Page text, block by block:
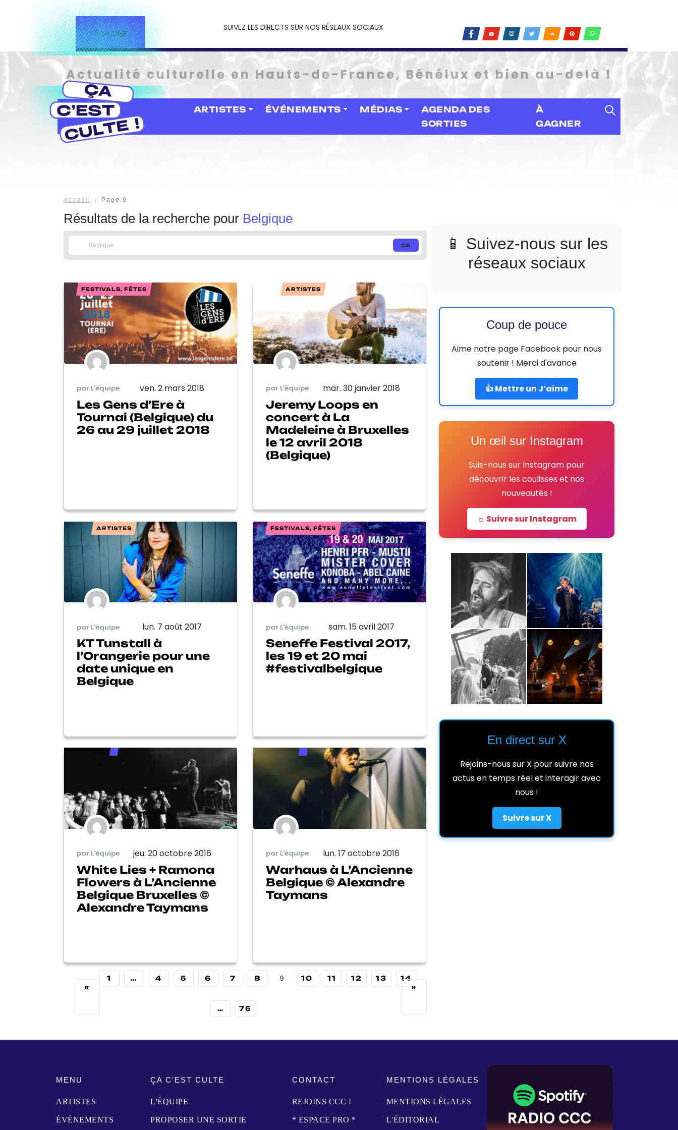
À LA UNE
SUIVEZ LES DIRECTS SUR NOS RÉSEAUX SOCIAUX
Actualité culturelle en Hauts-de-France, Bénélux et bien au-delà !
ARTISTES ÉVÉNEMENTS MÉDIAS
AGENDA DES
SORTIES
À
GAGNER
Accueil Page 9
Résultats de la recherche pour Belgique
FESTIVALS, FÊTES
par L'équipe ven. 2 mars 2018
Les Gens d’Ere à
Tournai (Belgique) du
26 au 29 juillet 2018
ARTISTES
par L'équipe mar. 30 janvier 2018
Jeremy Loops en
concert à La
Madeleine à Bruxelles
le 12 avril 2018
(Belgique)
ARTISTES
par L'équipe lun. 7 août 2017
KT Tunstall à
l’Orangerie pour une
date unique en
Belgique
FESTIVALS, FÊTES
par L'équipe sam. 15 avril 2017
Seneffe Festival 2017,
les 19 et 20 mai
#festivalbelgique
par L'équipe jeu. 20 octobre 2016
White Lies + Ramona
Flowers à L’Ancienne
Belgique Bruxelles ©
Alexandre Taymans
par L'équipe lun. 17 octobre 2016
Warhaus à L’Ancienne
Belgique © Alexandre
Taymans
«
1 … 4 5 6 7 8 9 10 11 12 13 14
… 75
»
📱 Suivez-nous sur les
réseaux sociaux
Coup de pouce
Aime notre page Facebook pour nous
soutenir ! Merci d'avance
👍 Mettre un J’aime
Un œil sur Instagram
Suis-nous sur Instagram pour
découvrir les coulisses et nos
nouveautés !
☼ Suivre sur Instagram
En direct sur X
Rejoins-nous sur X pour suivre nos
actus en temps réel et interagir avec
nous !
Suivre sur X
MENU
ARTISTES
ÉVÉNEMENTS
ÇA C'EST CULTE
L'ÉQUIPE
PROPOSER UNE SORTIE
CONTACT
REJOINS CCC !
* ESPACE PRO *
MENTIONS LÉGALES
MENTIONS LÉGALES
L'ÉDITORIAL